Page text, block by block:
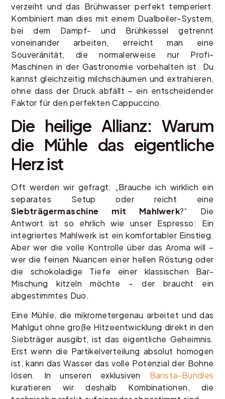
verzeiht und das Brühwasser perfekt temperiert.
Kombiniert man dies mit einem Dualboiler-System,
bei dem Dampf- und Brühkessel getrennt
voneinander arbeiten, erreicht man eine
Souveränität, die normalerweise nur Profi-
Maschinen in der Gastronomie vorbehalten ist. Du
kannst gleichzeitig milchschäumen und extrahieren,
ohne dass der Druck abfällt – ein entscheidender
Faktor für den perfekten Cappuccino.
Die heilige Allianz: Warum
die Mühle das eigentliche
Herz ist
Oft werden wir gefragt: „Brauche ich wirklich ein
separates Setup oder reicht eine
Siebträgermaschine mit Mahlwerk?“ Die
Antwort ist so ehrlich wie unser Espresso: Ein
integriertes Mahlwerk ist ein komfortabler Einstieg.
Aber wer die volle Kontrolle über das Aroma will –
wer die feinen Nuancen einer hellen Röstung oder
die schokoladige Tiefe einer klassischen Bar-
Mischung kitzeln möchte – der braucht ein
abgestimmtes Duo.
Eine Mühle, die mikrometergenau arbeitet und das
Mahlgut ohne große Hitzeentwicklung direkt in den
Siebträger ausgibt, ist das eigentliche Geheimnis.
Erst wenn die Partikelverteilung absolut homogen
ist, kann das Wasser das volle Potenzial der Bohne
lösen. In unseren exklusiven Barista-Bundles
kuratieren wir deshalb Kombinationen, die